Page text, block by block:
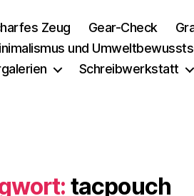
Zeug Gear-Check
und
Schreibwerkstatt
tacpouch